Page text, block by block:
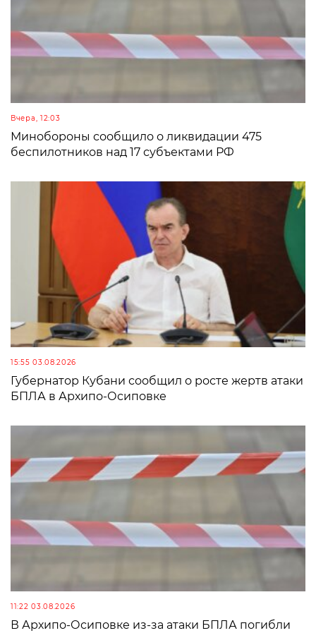
Вчера, 12:03
Минобороны сообщило о ликвидации 475
беспилотников над 17 субъектами РФ
15:55 03.08.2026
Губернатор Кубани сообщил о росте жертв атаки
БПЛА в Архипо-Осиповке
11:22 03.08.2026
В Архипо-Осиповке из-за атаки БПЛА погибли